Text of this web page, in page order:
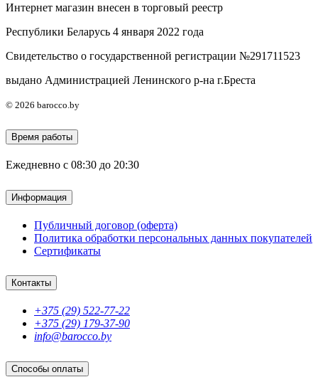
Интернет магазин внесен в торговый реестр
Республики Беларусь 4 января 2022 года
Свидетельство о государственной регистрации №291711523
выдано Администрацией Ленинского р-на г.Бреста
© 2026 barocco.by
Время работы
Ежедневно с 08:30 до 20:30
Информация
Публичный договор (оферта)
Политика обработки персональных данных покупателей
Сертификаты
Контакты
+375 (29) 522-77-22
+375 (29) 179-37-90
info@barocco.by
Способы оплаты